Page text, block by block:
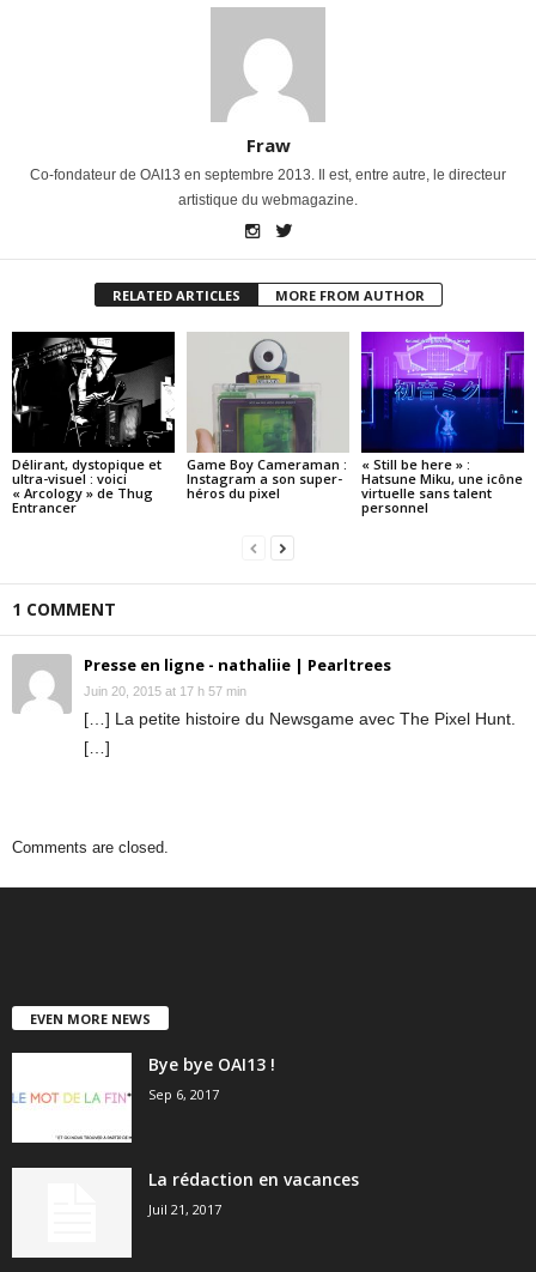
Fraw
Co-fondateur de OAI13 en septembre 2013. Il est, entre autre, le directeur
artistique du webmagazine.
RELATED ARTICLES MORE FROM AUTHOR
Délirant, dystopique et
ultra-visuel : voici
« Arcology » de Thug
Entrancer
Game Boy Cameraman :
Instagram a son super-
héros du pixel
« Still be here » :
Hatsune Miku, une icône
virtuelle sans talent
personnel
1 COMMENT
Presse en ligne - nathaliie | Pearltrees
Juin 20, 2015 at 17 h 57 min
[…] La petite histoire du Newsgame avec The Pixel Hunt.
[…]
Comments are closed.
EVEN MORE NEWS
Bye bye OAI13 !
Sep 6, 2017
La rédaction en vacances
Juil 21, 2017